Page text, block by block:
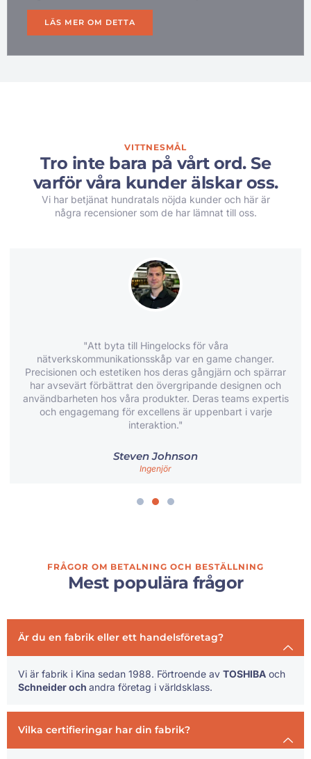
LÄS MER OM DETTA
VITTNESMÅL
Tro inte bara på vårt ord. Se
varför våra kunder älskar oss.
Vi har betjänat hundratals nöjda kunder och här är
några recensioner som de har lämnat till oss.
"Att byta till Hingelocks för våra
nätverkskommunikationsskåp var en game changer.
Precisionen och estetiken hos deras gångjärn och spärrar
har avsevärt förbättrat den övergripande designen och
användbarheten hos våra produkter. Deras teams expertis
och engagemang för excellens är uppenbart i varje
interaktion."
Steven Johnson
Ingenjör
FRÅGOR OM BETALNING OCH BESTÄLLNING
Mest populära frågor
Är du en fabrik eller ett handelsföretag?
Vi är fabrik i Kina sedan 1988. Förtroende av TOSHIBA och
Schneider och andra företag i världsklass.
Vilka certifieringar har din fabrik?